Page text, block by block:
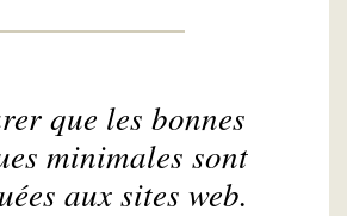
que les bonnes
minimales sont
aux sites web.